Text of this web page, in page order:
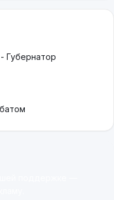
Губернатор